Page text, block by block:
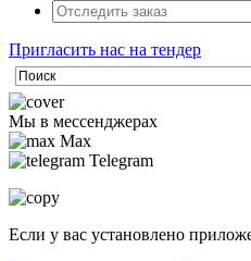
Пригласить нас на тендер
Мы в мессенджерах
Max
Telegram
Если у вас установлено